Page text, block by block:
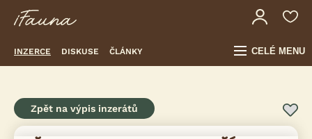
INZERCE DISKUSE ČLÁNKY CELÉ MENU
Zpět na výpis inzerátů